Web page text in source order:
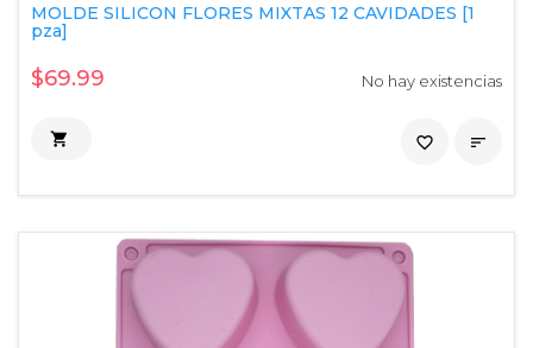
MOLDE SILICON FLORES MIXTAS 12 CAVIDADES [1
pza]
$69.99 No hay existencias
 
favorite_border